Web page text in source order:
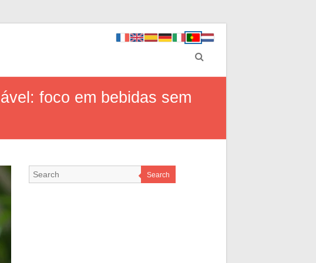
foco em bebidas sem
Search